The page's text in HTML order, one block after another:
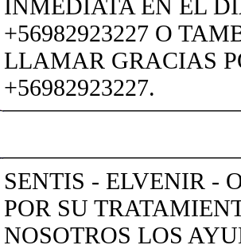
INMEDIATA EN EL
+56982923227 O
LLAMAR GRACIAS
+56982923227.
SENTIS - ELVENIR -
POR SU
NOSOTROS LOS